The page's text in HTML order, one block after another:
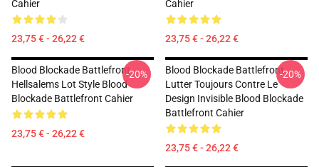
Cahier
23,75 € - 26,22 €
Cahier
23,75 € - 26,22 €
Blood Blockade Battlefront
Hellsalems Lot Style Blood
Blockade Battlefront Cahier
23,75 € - 26,22 €
-20%
Blood Blockade Battlefront
Lutter Toujours Contre Le
Design Invisible Blood Blockade
Battlefront Cahier
23,75 € - 26,22 €
-20%